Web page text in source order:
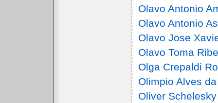
Olavo Antonio
Olavo Antonio
Olavo Jose
Olavo Toma
Olga Crepaldi
Olimpio Alves
Oliver